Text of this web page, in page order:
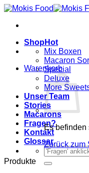
Zum
springen
Shop
Mix Boxen
Macaron
Special
Deluxe
More
Unser Team
Stories
Macarons
Fragen?
Kontakt
Glossar
Suchen
nach:
Warenkorb
Es befinden
Zurück zum
Produkte